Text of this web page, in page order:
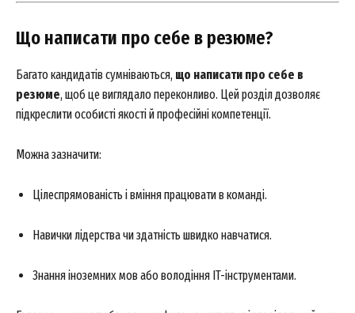
Що написати про себе в резюме?
Багато кандидатів сумніваються, що написати про себе в
резюме, щоб це виглядало переконливо. Цей розділ дозволяє
підкреслити особисті якості й професійні компетенції.
Можна зазначити:
Цілеспрямованість і вміння працювати в команді.
Навички лідерства чи здатність швидко навчатися.
Знання іноземних мов або володіння IT-інструментами.